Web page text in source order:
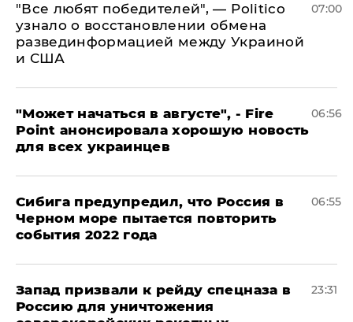
​"Все любят победителей", — Politico
узнало о восстановлении обмена
развединформацией между Украиной
и США
07:00
"Может начаться в августе", - Fire
Point анонсировала хорошую новость
для всех украинцев
06:56
Сибига предупредил, что Россия в
Черном море пытается повторить
события 2022 года
06:55
Запад призвали к рейду спецназа в
Россию для уничтожения
23:31